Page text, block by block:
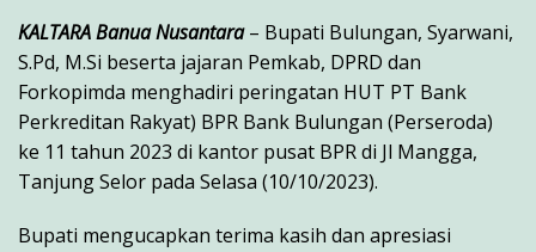
KALTARA Banua Nusantara– Bupati Bulungan, Syarwani,
S.Pd, M.Si beserta jajaran Pemkab, DPRD dan
Forkopimda menghadiri peringatan HUT PT Bank
Perkreditan Rakyat) BPR Bank Bulungan (Perseroda)
ke 11 tahun 2023 di kantor pusat BPR di Jl Mangga,
Tanjung Selor pada Selasa (10/10/2023).
Bupati mengucapkan terima kasih dan apresiasi